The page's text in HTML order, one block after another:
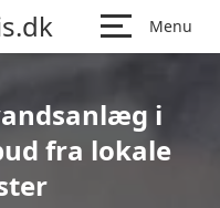
Menu
i
fra lokale